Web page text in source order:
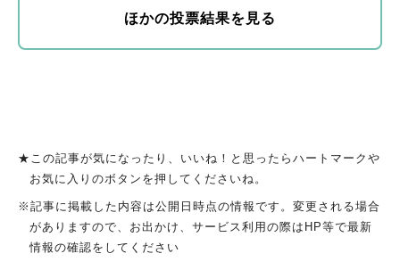
ほかの投票結果を見る
★この記事が気になったり、いいね！と思ったらハートマークや
お気に入りのボタンを押してくださいね。
※記事に掲載した内容は公開日時点の情報です。変更される場合
がありますので、お出かけ、サービス利用の際はHP等で最新
情報の確認をしてください